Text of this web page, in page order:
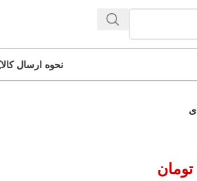
نحوه ارسال کالا
تومان